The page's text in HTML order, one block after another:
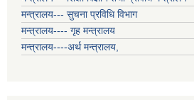
मन्त्रालय--- सुचना प्रविधि विभाग
मन्त्रालय---- गृह मन्त्रालय
मन्त्रालय----अर्थ मन्त्रालय,